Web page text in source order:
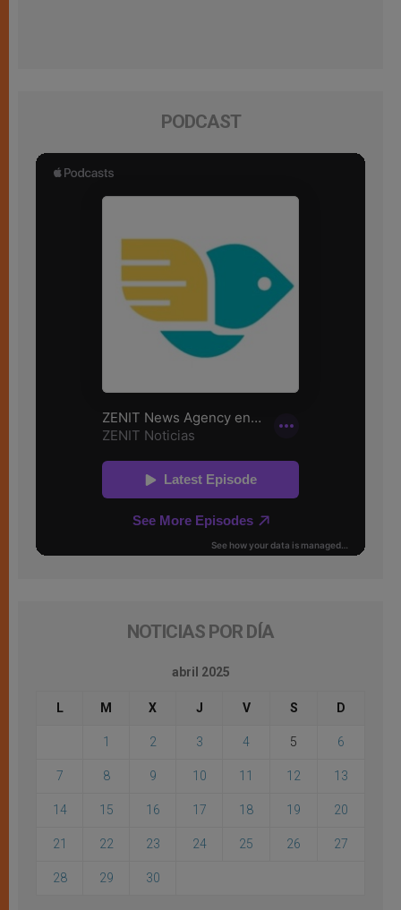
PODCAST
NOTICIAS POR DÍA
abril 2025
L M X J V S D
1 2 3 4 5 6
7 8 9 10 11 12 13
14 15 16 17 18 19 20
21 22 23 24 25 26 27
28 29 30